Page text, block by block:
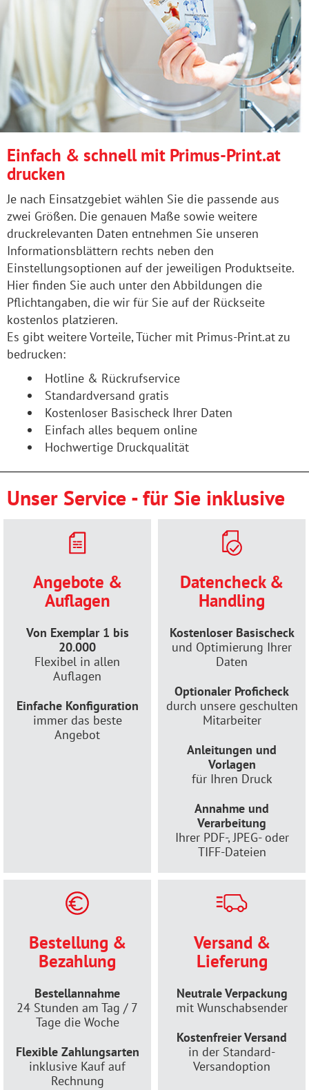
Einfach & schnell mit Primus-Print.at
drucken
Je nach Einsatzgebiet wählen Sie die passende aus
zwei Größen. Die genauen Maße sowie weitere
druckrelevanten Daten entnehmen Sie unseren
Informationsblättern rechts neben den
Einstellungsoptionen auf der jeweiligen Produktseite.
Hier finden Sie auch unter den Abbildungen die
Pflichtangaben, die wir für Sie auf der Rückseite
kostenlos platzieren.
Es gibt weitere Vorteile, Tücher mit Primus-Print.at zu
bedrucken:
Hotline & Rückrufservice
Standardversand gratis
Kostenloser Basischeck Ihrer Daten
Einfach alles bequem online
Hochwertige Druckqualität
Unser Service - für Sie inklusive
Angebote &
Auflagen
Von Exemplar 1 bis
20.000
Flexibel in allen
Auflagen
Einfache Konfiguration
immer das beste
Angebot
Datencheck &
Handling
Kostenloser Basischeck
und Optimierung Ihrer
Daten
Optionaler Proficheck
durch unsere geschulten
Mitarbeiter
Anleitungen und
Vorlagen
für Ihren Druck
Annahme und
Verarbeitung
Ihrer PDF-, JPEG- oder
TIFF-Dateien
Bestellung &
Bezahlung
Bestellannahme
24 Stunden am Tag / 7
Tage die Woche
Flexible Zahlungsarten
inklusive Kauf auf
Rechnung
Versand &
Lieferung
Neutrale Verpackung
mit Wunschabsender
Kostenfreier Versand
in der Standard-
Versandoption